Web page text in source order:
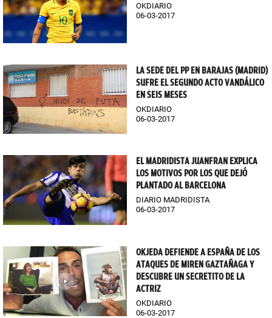
OKDIARIO
06-03-2017
LA SEDE DEL PP EN BARAJAS (MADRID)
SUFRE EL SEGUNDO ACTO VANDÁLICO
EN SEIS MESES
OKDIARIO
06-03-2017
EL MADRIDISTA JUANFRAN EXPLICA
LOS MOTIVOS POR LOS QUE DEJÓ
PLANTADO AL BARCELONA
DIARIO MADRIDISTA
06-03-2017
OKJEDA DEFIENDE A ESPAÑA DE LOS
ATAQUES DE MIREN GAZTAÑAGA Y
DESCUBRE UN SECRETITO DE LA
ACTRIZ
OKDIARIO
06-03-2017